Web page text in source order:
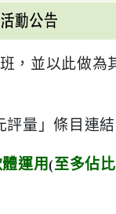
，並以此做為
評量」條目連
運用(至多佔